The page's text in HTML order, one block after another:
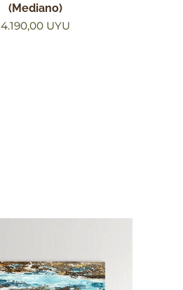
(Mediano)
4.190,00UYU